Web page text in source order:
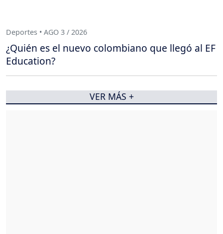
Deportes • AGO 3 / 2026
¿Quién es el nuevo colombiano que llegó al EF
Education?
VER MÁS +